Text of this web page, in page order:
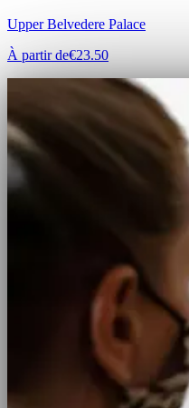
Upper Belvedere Palace
À partir de€23.50